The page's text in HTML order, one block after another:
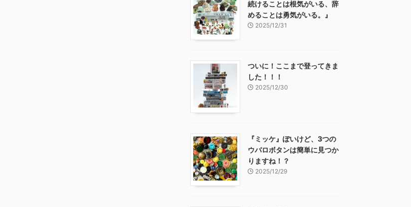
続けることは根気がいる、辞
めることは勇気がいる。』
2025/12/31
ついに！ここまで登ってきま
した！！！
2025/12/30
『ミッケ』ぽいけど、3つの
ウバロボタンは簡単に見つか
りますね！？
2025/12/29